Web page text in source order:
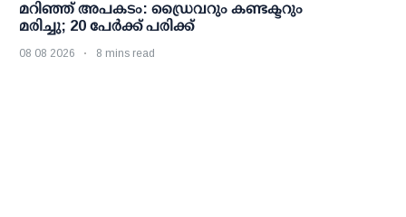
മറിഞ്ഞ് അപകടം: ഡ്രൈവറും കണ്ടക്ടറും
മരിച്ചു; 20 പേര്‍ക്ക് പരിക്ക്
08 08 2026 8 mins read